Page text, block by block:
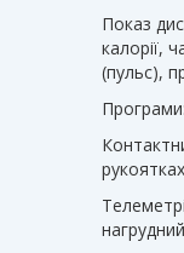
Показ
калорії,
(пульс),